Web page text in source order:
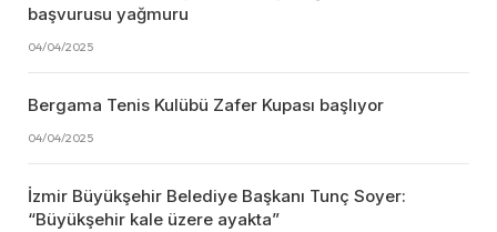
başvurusu yağmuru
04/04/2025
Bergama Tenis Kulübü Zafer Kupası başlıyor
04/04/2025
İzmir Büyükşehir Belediye Başkanı Tunç Soyer:
“Büyükşehir kale üzere ayakta”